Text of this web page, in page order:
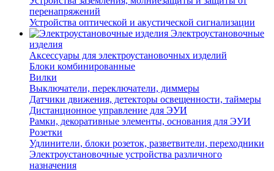
перенапряжений
Устройства оптической и акустической сигнализации
Электроустановочные
изделия
Аксессуары для электроустановочных изделий
Блоки комбинированные
Вилки
Выключатели, переключатели, диммеры
Датчики движения, детекторы освещенности, таймеры
Дистанционное управление для ЭУИ
Рамки, декоративные элементы, основания для ЭУИ
Розетки
Удлинители, блоки розеток, разветвители, переходники
Электроустановочные устройства различного
назначения